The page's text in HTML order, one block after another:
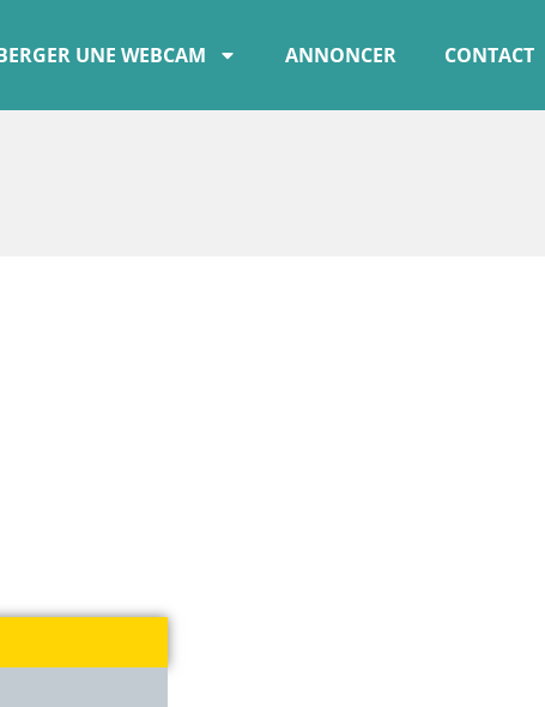
UNE WEBCAM ANNONCER CONTACT